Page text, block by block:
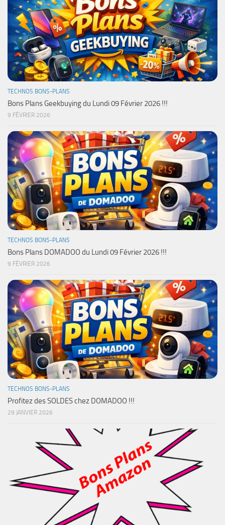
TECHNOS BONS-PLANS
Bons Plans Geekbuying du Lundi 09 Février 2026 !!!
9 FÉVRIER 2026
TECHNOS BONS-PLANS
Bons Plans DOMADOO du Lundi 09 Février 2026 !!!
9 FÉVRIER 2026
TECHNOS BONS-PLANS
Profitez des SOLDES chez DOMADOO !!!
29 JANVIER 2026